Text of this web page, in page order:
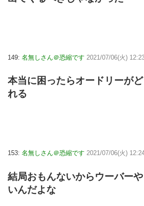
149: 名無しさん＠恐縮です 2021/07/06(火)
本当に困ったらオードリーが
れる
153: 名無しさん＠恐縮です 2021/07/06(火)
結局おもんないからウーバー
いんだよな